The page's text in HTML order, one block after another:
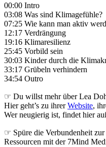
00:00 Intro
03:08 Was sind Klimagefühle?
07:25 Wie kann man aktiv
12:17 Verdrängung
19:16 Klimaresilienz
25:45 Vorbild sein
30:03 Kinder durch die
33:17 Grübeln verhindern
34:54 Outro
☞ Du willst mehr über Lea
Hier geht’s zu ihrerWebsite,
Wer neugierig ist, findet hier
☞ Spüre die Verbundenheit
Ressourcen mit der 7Mind